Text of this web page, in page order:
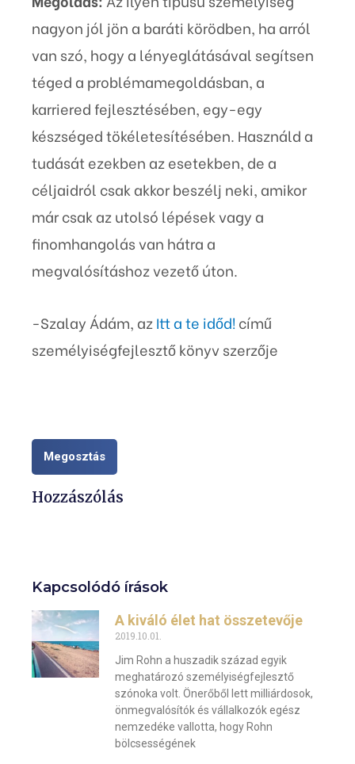
nagyon jól jön a baráti körödben, ha arról
van szó, hogy a lényeglátásával segítsen
téged a problémamegoldásban, a
karriered fejlesztésében, egy-egy
készséged tökéletesítésében. Használd a
tudását ezekben az esetekben, de a
céljaidról csak akkor beszélj neki, amikor
már csak az utolsó lépések vagy a
finomhangolás van hátra a
megvalósításhoz vezető úton.
-Szalay Ádám, azItt a te időd! című
személyiségfejlesztő könyv szerzője
Megosztás
Hozzászólás
Kapcsolódó írások
A kiváló élet hat összetevője
2019.10.01.
Jim Rohn a huszadik század egyik
meghatározó személyiségfejlesztő
szónoka volt. Önerőből lett milliárdosok,
önmegvalósítók és vállalkozók egész
nemzedéke vallotta, hogy Rohn
bölcsességének